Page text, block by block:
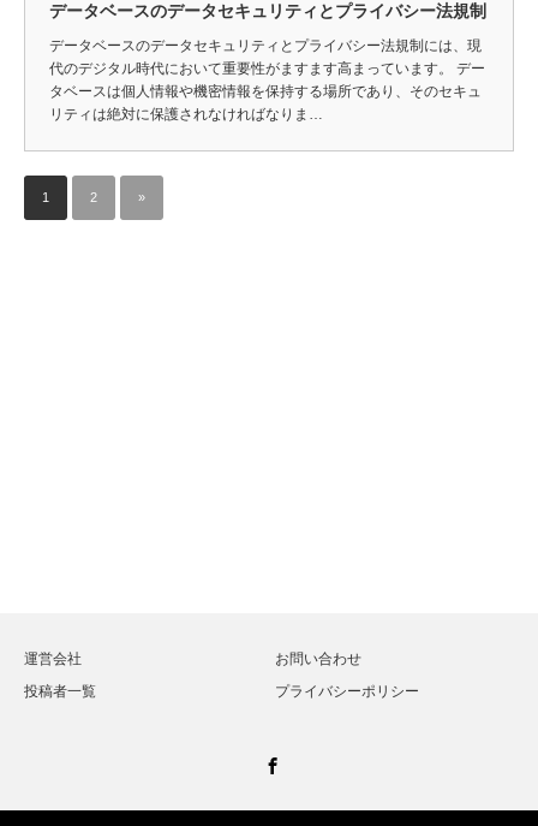
データベースのデータセキュリティとプライバシー法規制
データベースのデータセキュリティとプライバシー法規制には、現
代のデジタル時代において重要性がますます高まっています。 デー
タベースは個人情報や機密情報を保持する場所であり、そのセキュ
リティは絶対に保護されなければなりま…
1 2 »
運営会社
お問い合わせ
投稿者一覧
プライバシーポリシー